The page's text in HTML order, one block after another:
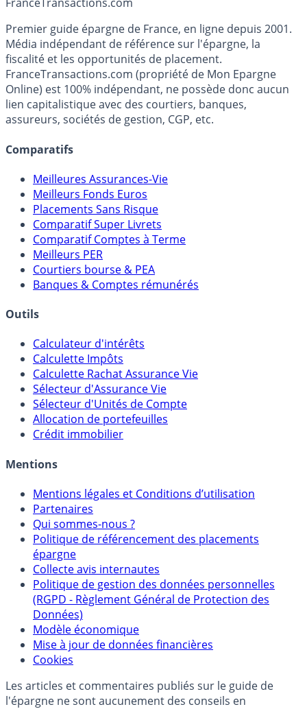
Accéder au simulateur
FranceTransactions.com
Premier guide épargne de France, en ligne depuis 2001.
Média indépendant de référence sur l'épargne, la
fiscalité et les opportunités de placement.
FranceTransactions.com (propriété de Mon Epargne
Online) est 100% indépendant, ne possède donc aucun
lien capitalistique avec des courtiers, banques,
Meilleures Assurances-Vie
Meilleurs Fonds Euros
Placements Sans Risque
Comparatif Super Livrets
Comparatif Comptes à Terme
Meilleurs PER
Courtiers bourse & PEA
Calculateur d'intérêts
Calculette Impôts
Calculette Rachat Assurance Vie
Sélecteur d'Assurance Vie
Sélecteur d'Unités de Compte
Allocation de portefeuilles
Mentions légales et Conditions d’utilisation
Partenaires
Qui sommes-nous ?
Politique de référencement des placements
épargne
Collecte avis internautes
Politique de gestion des données personnelles
(RGPD - Règlement Général de Protection des
Données)
Modèle économique
Mise à jour de données financières
Cookies